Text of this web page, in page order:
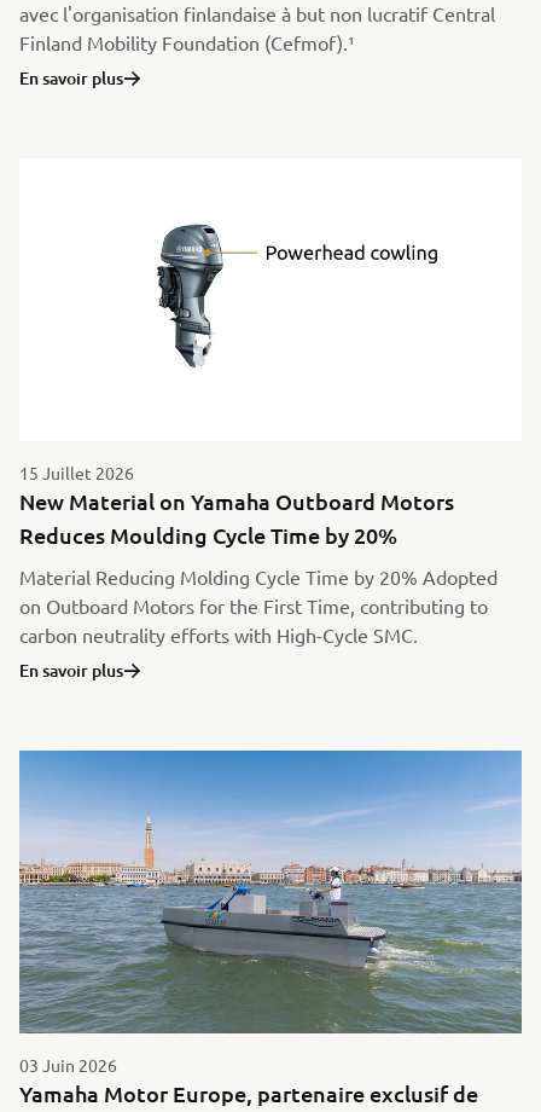
avec l'organisation finlandaise à but non lucratif Central
Finland Mobility Foundation (Cefmof).¹
En savoir plus
15 Juillet 2026
New Material on Yamaha Outboard Motors
Reduces Moulding Cycle Time by 20%
Material Reducing Molding Cycle Time by 20% Adopted
on Outboard Motors for the First Time, contributing to
carbon neutrality efforts with High-Cycle SMC.
En savoir plus
03 Juin 2026
Yamaha Motor Europe, partenaire exclusif de